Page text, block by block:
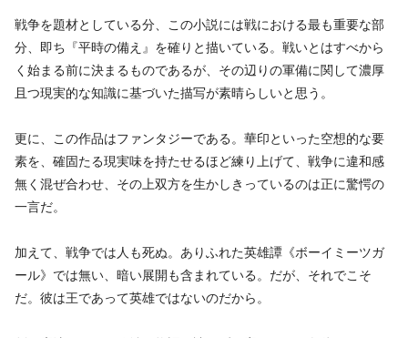
戦争を題材としている分、この小説には戦における最も重要な部
分、即ち『平時の備え』を確りと描いている。戦いとはすべから
く始まる前に決まるものであるが、その辺りの軍備に関して濃厚
且つ現実的な知識に基づいた描写が素晴らしいと思う。
更に、この作品はファンタジーである。華印といった空想的な要
素を、確固たる現実味を持たせるほど練り上げて、戦争に違和感
無く混ぜ合わせ、その上双方を生かしきっているのは正に驚愕の
一言だ。
加えて、戦争では人も死ぬ。ありふれた英雄譚《ボーイミーツガ
ール》では無い、暗い展開も含まれている。だが、それでこそ
だ。彼は王であって英雄ではないのだから。